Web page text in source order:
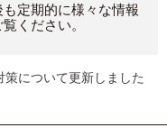
定期的に様々な情報
ください。
について更新しました